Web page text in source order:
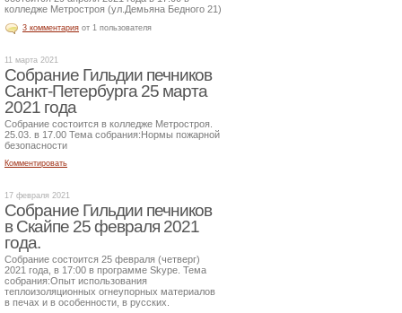
колледже Метростроя (ул.Демьяна Бедного 21)
3 комментария от 1 пользователя
11 марта 2021
Собрание Гильдии печников
Санкт-Петербурга 25 марта
2021 года
Собрание состоится в колледже Метростроя.
25.03. в 17.00 Тема собрания:Нормы пожарной
безопасности
Комментировать
17 февраля 2021
Собрание Гильдии печников
в Скайпе 25 февраля 2021
года.
Собрание состоится 25 февраля (четверг)
2021 года, в 17:00 в программе Skype. Тема
собрания:Опыт использования
теплоизоляционных огнеупорных материалов
в печах и в особенности, в русских.